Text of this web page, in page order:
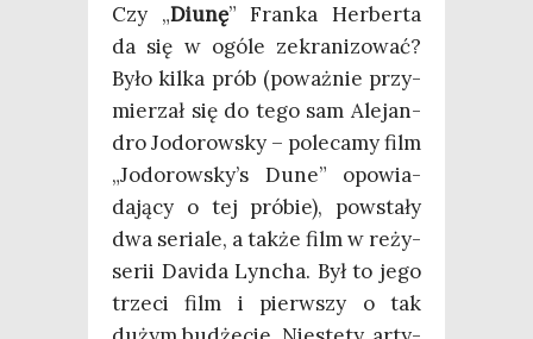
Czy „Diu­nę” Fran­ka Her­ber­ta
da się w ogó­le zekra­ni­zo­wać?
Było kil­ka prób (poważ­nie przy­
mie­rzał się do tego sam Ale­jan­
dro Jodo­row­sky – pole­ca­my film
„Jodo­row­sky­’s Dune” opo­wia­
da­ją­cy o tej pró­bie), powsta­ły
dwa seria­le, a tak­że film w reży­
se­rii Davi­da Lyn­cha. Był to jego
trze­ci film i pierw­szy o tak